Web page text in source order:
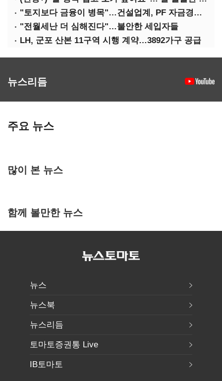
"토지보다 금융이 병목"…건설업계, PF 자금경색 해소 목소리
"전월세난 더 심해진다"…불안한 세입자들
LH, 군포 산본 11구역 시행 계약…3892가구 공급
뉴스리듬
주요 뉴스
많이 본 뉴스
함께 볼만한 뉴스
뉴스
뉴스북
뉴스리듬
토마토증권통 Live
IB토마토